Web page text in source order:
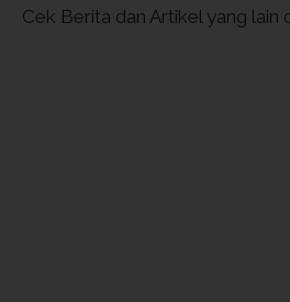
Cek Berita dan Artikel yang lain